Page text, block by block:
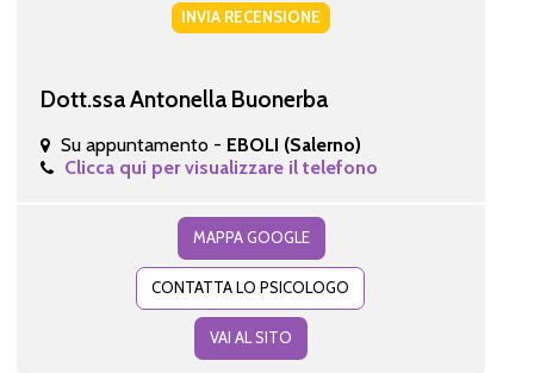
INVIA RECENSIONE
Dott.ssa Antonella Buonerba
Su appuntamento - EBOLI (Salerno)
Clicca qui per visualizzare il telefono
MAPPA GOOGLE
CONTATTA LO PSICOLOGO
VAI AL SITO